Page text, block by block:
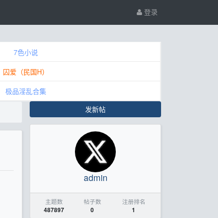
登录
7色小说
囚爱（民国H）
极品淫乱合集
发新帖
admin
主题数
487897
帖子数
0
注册排名
1